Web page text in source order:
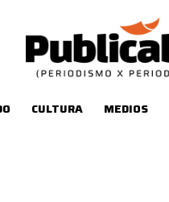
CULTURA MEDIOS